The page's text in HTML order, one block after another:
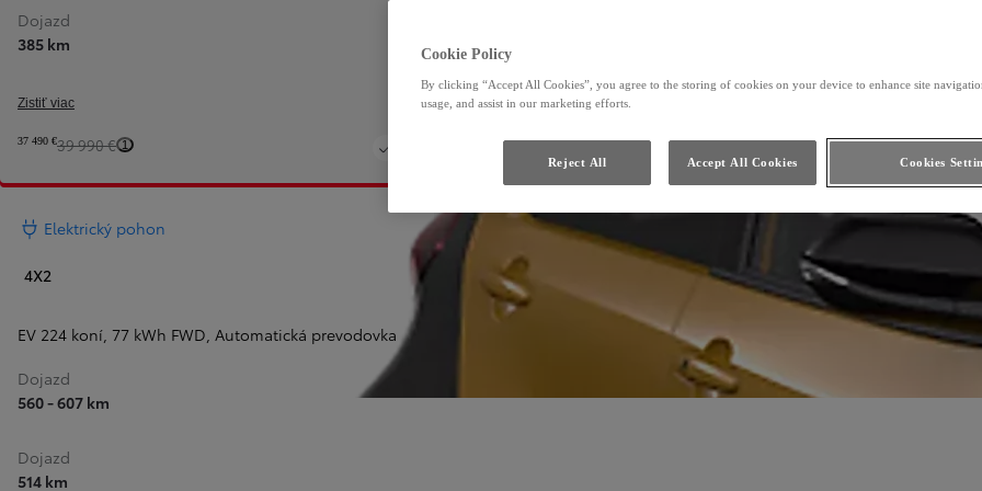
Dojazd
385 km
Zistiť viac
37 490 €39 990 € 1
Elektrický pohon
4X2
EV 224 koní, 77 kWh FWD, Automatická prevodovka
Dojazd
560 - 607 km
Dojazd
514 km
Cookie Policy
By clicking “Accept All Cookies”, you agree to the storing of cookies on your device to enhance site
usage, and assist in our marketing efforts.
Cookies
Reject All Accept All Cookies